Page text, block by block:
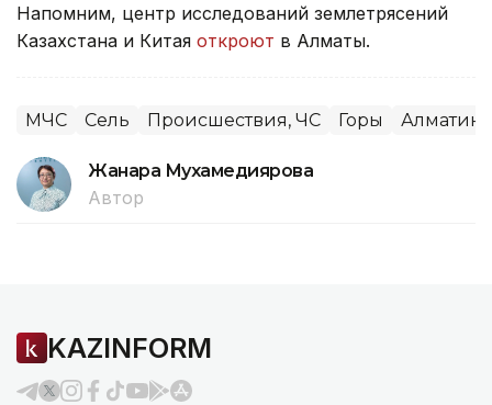
Напомним, центр исследований землетрясений
Казахстана и Китая откроют в Алматы.
МЧС Сель Происшествия, ЧС Горы
Жанара Мухамедиярова
Автор
KAZINFORM